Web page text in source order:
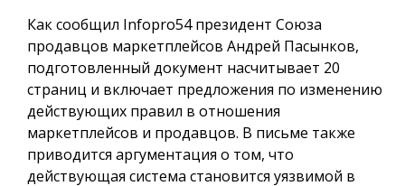
Как сообщил Infopro54президент Союза
продавцов маркетплейсов Андрей Пасынков,
подготовленный документ насчитывает 20
страниц и включает предложения по изменению
действующих правил в отношения
маркетплейсов и продавцов. В письме также
приводится аргументация о том, что
действующая система становится уязвимой в